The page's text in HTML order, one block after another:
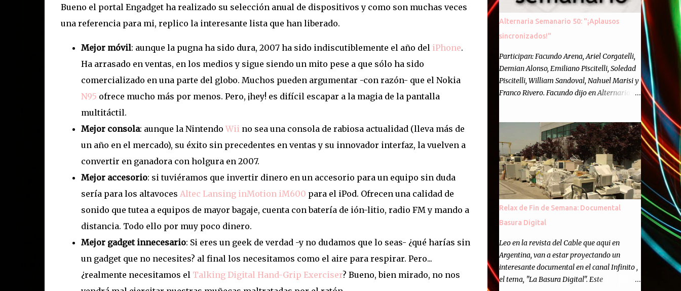
Bueno el portal Engadget ha realizado su selección anual de dispositivos y como son muchas veces
una referencia para mi, replico la interesante lista que han liberado.
Mejor móvil: aunque la pugna ha sido dura, 2007 ha sido indiscutiblemente el año del iPhone.
Ha arrasado en ventas, en los medios y sigue siendo un mito pese a que sólo ha sido
comercializado en una parte del globo. Muchos pueden argumentar -con razón- que el Nokia
N95 ofrece mucho más por menos. Pero, ¡hey! es difícil escapar a la magia de la pantalla
multitáctil.
Mejor consola: aunque la Nintendo Wii no sea una consola de rabiosa actualidad (lleva más de
un año en el mercado), su éxito sin precedentes en ventas y su innovador interfaz, la vuelven a
convertir en ganadora con holgura en 2007.
Mejor accesorio: si tuviéramos que invertir dinero en un accesorio para un equipo sin duda
sería para los altavoces Altec Lansing inMotion iM600 para el iPod. Ofrecen una calidad de
sonido que tutea a equipos de mayor bagaje, cuenta con batería de ión-litio, radio FM y mando a
distancia. Todo ello por muy poco dinero.
Mejor gadget innecesario: Si eres un geek de verdad -y no dudamos que lo seas- ¿qué harías sin
un gadget que no necesites? al final los necesitamos como el aire para respirar. Pero...
¿realmente necesitamos el Talking Digital Hand-Grip Exerciser? Bueno, bien mirado, no nos
Alternaria Semanario 50: "¡Aplausos
sincronizados!"
Participan: Facundo Arena, Ariel Corgatelli,
Demian Alonso, Emiliano Piscitelli, Soledad
Piscitelli, William Sandoval, Nahuel Marisi y
Franco Rivero. Facundo dijo en Alternaria :
Cincuenta ocasiones para ponernos en
contacto con ustedes y contarles las noticias
de tecnología más importantes, desde
nuestra propia óptica: un punto de vista
independiente e informal.Para festejarlo, se
nos ocurrió que estemos todos juntos; y
cuando digo "todos" me refiero a toda la
semanario como panelista, y a ustedes. Por
eso se nos ocurrió la idea de emitir video en
vivo. La tarea no fué facil, hubo que
coordinar horarios, preparar el estudio,
configurar muchos programejos y hacer
muchas pruebas. ¿El resultado? Totalmente
Relax de Fin de Semana: Documental
Basura Digital
Leo en la revista del Cable que aqui en
Argentina, van a estar proyectando un
interesante documental en el canal Infinito ,
el tema, "La Basura Digital". Este